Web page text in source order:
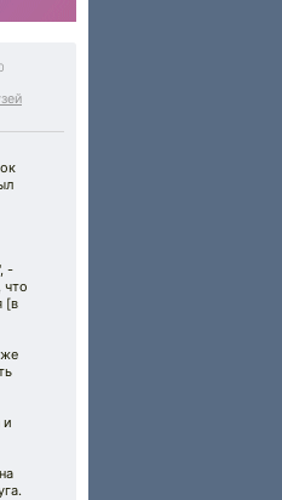
-
что
[в
и